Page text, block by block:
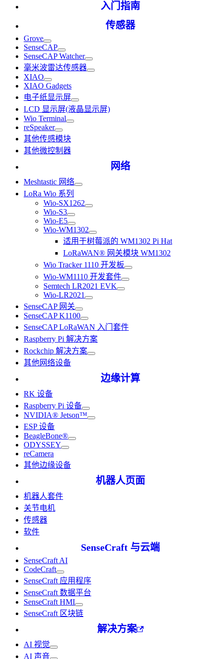
入门指南
传感器
Grove
SenseCAP
SenseCAP Watcher
毫米波雷达传感器
XIAO
XIAO Gadgets
电子纸显示屏
LCD 显示屏(液晶显示屏)
Wio Terminal
reSpeaker
其他传感模块
其他微控制器
网络
Meshtastic 网络
LoRa Wio 系列
Wio-SX1262
Wio-S3
Wio-E5
Wio-WM1302
适用于树莓派的 WM1302 Pi Hat
LoRaWAN® 网关模块 WM1302
Wio Tracker 1110 开发板
Wio-WM1110 开发套件
Semtech LR2021 EVK
Wio-LR2021
SenseCAP 网关
SenseCAP K1100
SenseCAP LoRaWAN 入门套件
Raspberry Pi 解决方案
Rockchip 解决方案
其他网络设备
边缘计算
RK 设备
Raspberry Pi 设备
NVIDIA® Jetson™
ESP 设备
BeagleBone®
ODYSSEY
reCamera
其他边缘设备
机器人页面
机器人套件
关节电机
传感器
软件
SenseCraft 与云端
SenseCraft AI
CodeCraft
SenseCraft 应用程序
SenseCraft 数据平台
SenseCraft HMI
SenseCraft 区块链
解决方案
AI 视觉
AI 声音